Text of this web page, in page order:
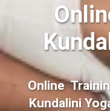
Online
Kundalini